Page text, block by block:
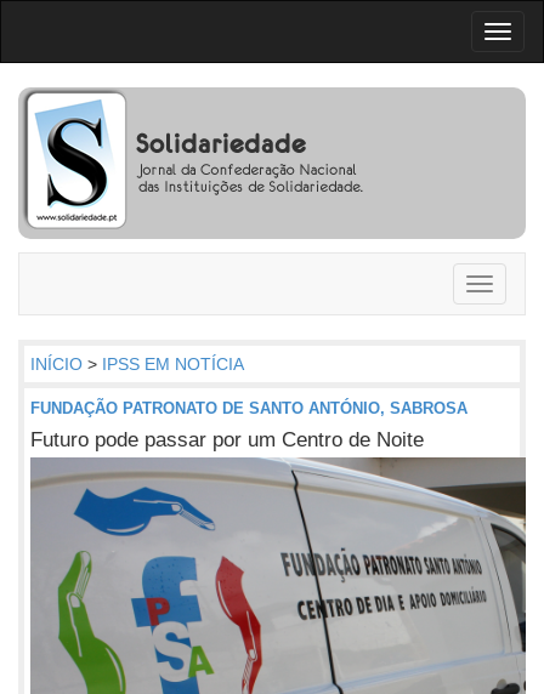
Toggle
INÍCIO > IPSS EM NOTÍCIA
FUNDAÇÃO PATRONATO DE SANTO ANTÓNIO, SABROSA
Futuro pode passar por um Centro de Noite